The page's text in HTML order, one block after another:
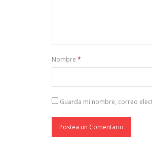
Nombre *
Guarda mi nombre, correo